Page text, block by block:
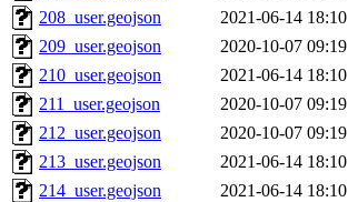
208_user.geojson
2021-06-14 18:10
209_user.geojson
2020-10-07 09:19
210_user.geojson
2021-06-14 18:10
211_user.geojson
2020-10-07 09:19
212_user.geojson
2020-10-07 09:19
213_user.geojson
2021-06-14 18:10
214_user.geojson
2021-06-14 18:10